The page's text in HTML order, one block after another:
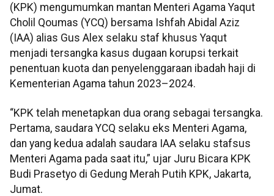
(KPK) mengumumkan mantan Menteri Agama Yaqut
Cholil Qoumas (YCQ) bersama Ishfah Abidal Aziz
(IAA) alias Gus Alex selaku staf khusus Yaqut
menjadi tersangka kasus dugaan korupsi terkait
penentuan kuota dan penyelenggaraan ibadah haji di
Kementerian Agama tahun 2023–2024.
“KPK telah menetapkan dua orang sebagai tersangka.
Pertama, saudara YCQ selaku eks Menteri Agama,
dan yang kedua adalah saudara IAA selaku stafsus
Menteri Agama pada saat itu,” ujar Juru Bicara KPK
Budi Prasetyo di Gedung Merah Putih KPK, Jakarta,
Jumat.